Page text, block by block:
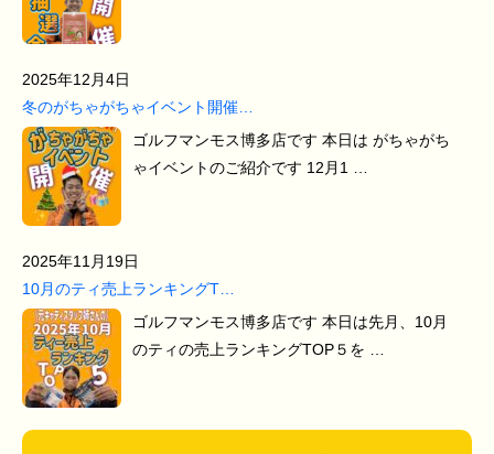
2025年12月4日
冬のがちゃがちゃイベント開催…
ゴルフマンモス博多店です 本日は がちゃがち
ゃイベントのご紹介です 12月1 …
2025年11月19日
10月のティ売上ランキングT…
ゴルフマンモス博多店です 本日は先月、10月
のティの売上ランキングTOP５を …